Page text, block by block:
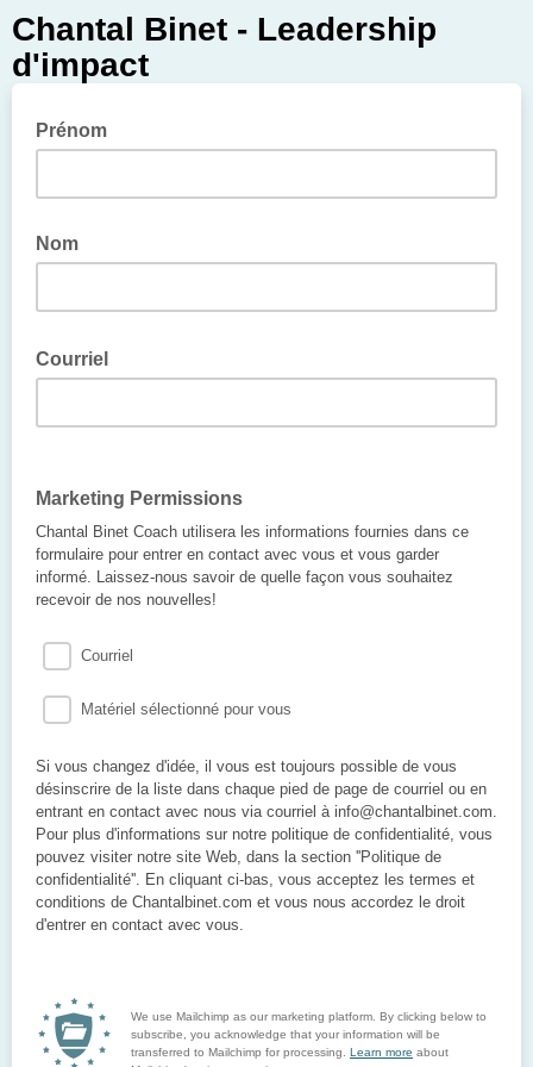
Chantal Binet - Leadership
d'impact
Prénom
Nom
Courriel
Marketing Permissions
Chantal Binet Coach utilisera les informations fournies dans ce
formulaire pour entrer en contact avec vous et vous garder
informé. Laissez-nous savoir de quelle façon vous souhaitez
recevoir de nos nouvelles!
Courriel
Matériel sélectionné pour vous
Si vous changez d'idée, il vous est toujours possible de vous
désinscrire de la liste dans chaque pied de page de courriel ou en
entrant en contact avec nous via courriel à info@chantalbinet.com.
Pour plus d'informations sur notre politique de confidentialité, vous
pouvez visiter notre site Web, dans la section ''Politique de
confidentialité''. En cliquant ci-bas, vous acceptez les termes et
conditions de Chantalbinet.com et vous nous accordez le droit
d'entrer en contact avec vous.
We use Mailchimp as our marketing platform. By clicking below to
subscribe, you acknowledge that your information will be
transferred to Mailchimp for processing. Learn more about